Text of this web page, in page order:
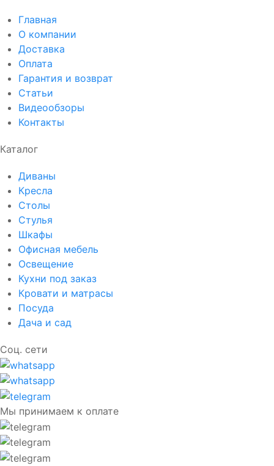
Главная
О компании
Доставка
Оплата
Гарантия и возврат
Статьи
Видеообзоры
Контакты
Каталог
Диваны
Кресла
Столы
Стулья
Шкафы
Офисная мебель
Освещение
Кухни под заказ
Кровати и матрасы
Посуда
Дача и сад
Соц. сети
Мы принимаем к оплате